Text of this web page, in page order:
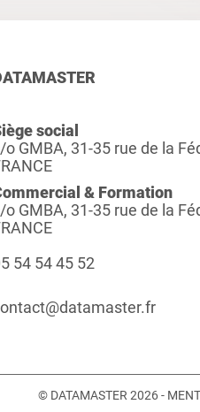
social
o GMBA, 31-35 rue de la
& Formation
o GMBA, 31-35 rue de la
54 54 45 52
© DATAMASTER 2026 -